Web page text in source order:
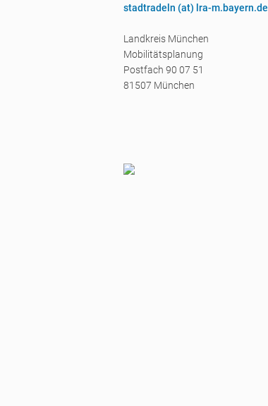
stadtradeln (at) lra-m.bayern.de
Landkreis München
Mobilitätsplanung
Postfach 90 07 51
81507 München